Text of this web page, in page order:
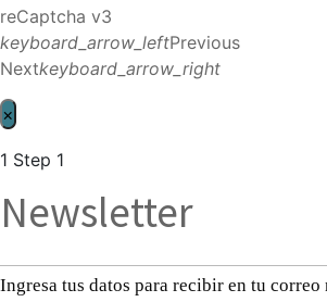
reCaptcha v3
keyboard_arrow_leftPrevious
Nextkeyboard_arrow_right
×
1 Step 1
Newsletter
Ingresa tus datos para recibir en tu correo